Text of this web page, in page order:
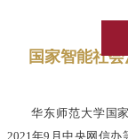
华东师范大学国家
2021年9月中央网信办
国家智能社